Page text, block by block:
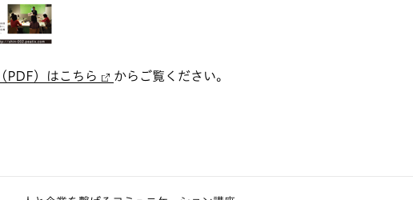
PDF）はこちら からご覧ください。